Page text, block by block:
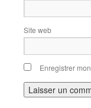
Site web
Enregistrer